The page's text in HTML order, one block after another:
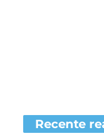
Recente